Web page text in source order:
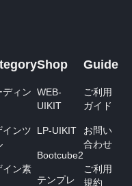
ディン
インツ
イン素
Shop
WEB-
UIKIT
LP-UIKIT
Bootcube2
テンプレ
Guide
ご利用
ガイド
お問い
合わせ
ご利用
規約